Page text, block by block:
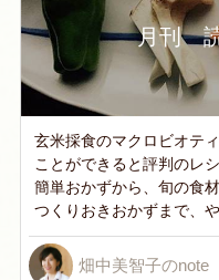
月刊
玄米採食のマクロビオテ
ことができると評判のレ
簡単おかずから、旬の食
つくりおきおかずまで、
畑中美智子のnote